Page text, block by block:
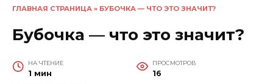
ГЛАВНАЯ СТРАНИЦА » БУБОЧКА — ЧТО ЭТО ЗНАЧИТ?
Бубочка — что это значит?
НА ЧТЕНИЕ
1 мин
ПРОСМОТРОВ
16